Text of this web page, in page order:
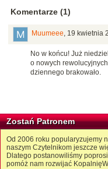
Komentarze (1)
Muumeee, 19 kwietnia
No w końcu! Już
o nowych
dziennego brakowało.
Zostań Patronem
Od 2006 roku popularyzujemy
naszym Czytelnikom jeszcze
Dlatego postanowiliśmy
pomóż nam rozwijać